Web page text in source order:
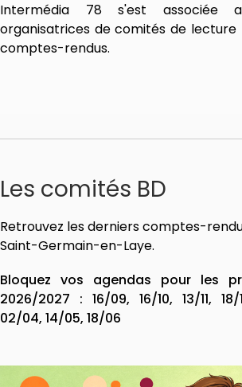
Intermédia 78 s'est associée
organisatrices de comités de lecture
comptes-rendus.
Les comités BD
Retrouvez les derniers comptes-
Saint-Germain-en-Laye.
Bloquez vos agendas pour les
2026/2027 : 16/09, 16/10, 13/11,
02/04, 14/05, 18/06